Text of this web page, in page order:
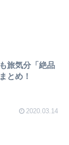
旅気分「絶品
とめ！
2020.03.14